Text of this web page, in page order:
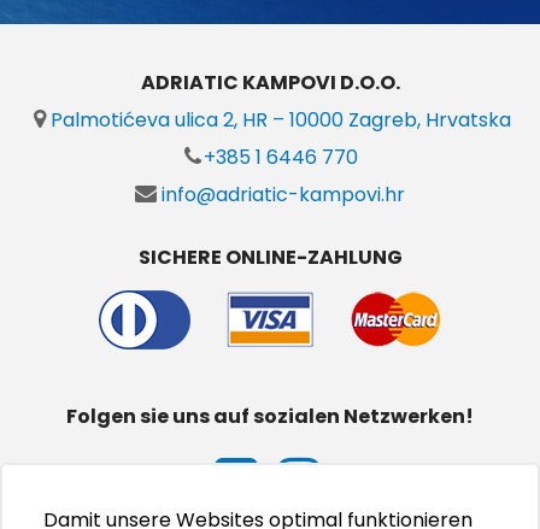
ADRIATIC KAMPOVI D.O.O.
Palmotićeva ulica 2, HR – 10000 Zagreb, Hrvatska
+385 1 6446 770
info@adriatic-kampovi.hr
SICHERE ONLINE-ZAHLUNG
Folgen sie uns auf sozialen Netzwerken!
Damit unsere Websites optimal funktionieren